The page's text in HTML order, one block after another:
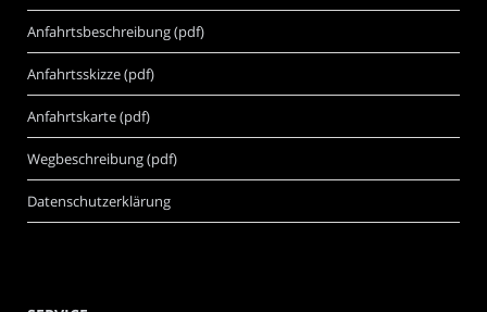
Anfahrtsbeschreibung (pdf)
Anfahrtsskizze (pdf)
Anfahrtskarte (pdf)
Wegbeschreibung (pdf)
Datenschutzerklärung